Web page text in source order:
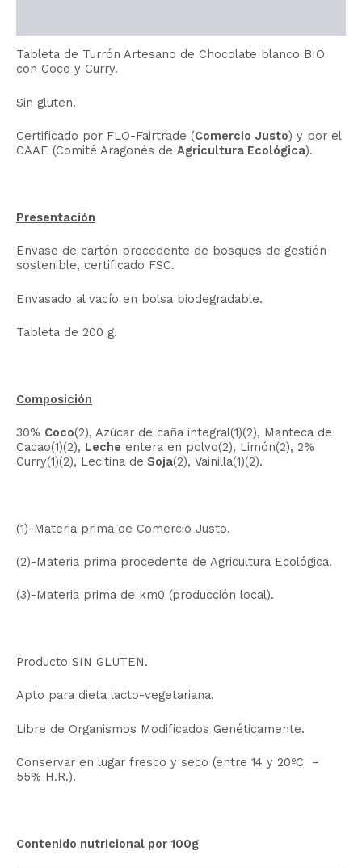
Tableta de Turrón Artesano de Chocolate blanco BIO
con Coco y Curry.
Sin gluten.
Certificado por FLO-Fairtrade (Comercio Justo) y por el
CAAE (Comité Aragonés de Agricultura Ecológica).
Presentación
Envase de cartón procedente de bosques de gestión
sostenible, certificado FSC.
Envasado al vacío en bolsa biodegradable.
Tableta de 200 g.
Composición
30% Coco(2), Azúcar de caña integral(1)(2), Manteca de
Cacao(1)(2), Leche entera en polvo(2), Limón(2), 2%
Curry(1)(2), Lecitina de Soja(2), Vainilla(1)(2).
(1)-Materia prima de Comercio Justo.
(2)-Materia prima procedente de Agricultura Ecológica.
(3)-Materia prima de km0 (producción local).
Producto SIN GLUTEN.
Apto para dieta lacto-vegetariana.
Libre de Organismos Modificados Genéticamente.
Conservar en lugar fresco y seco (entre 14 y 20ºC –
55% H.R.).
Contenido nutricional por 100g